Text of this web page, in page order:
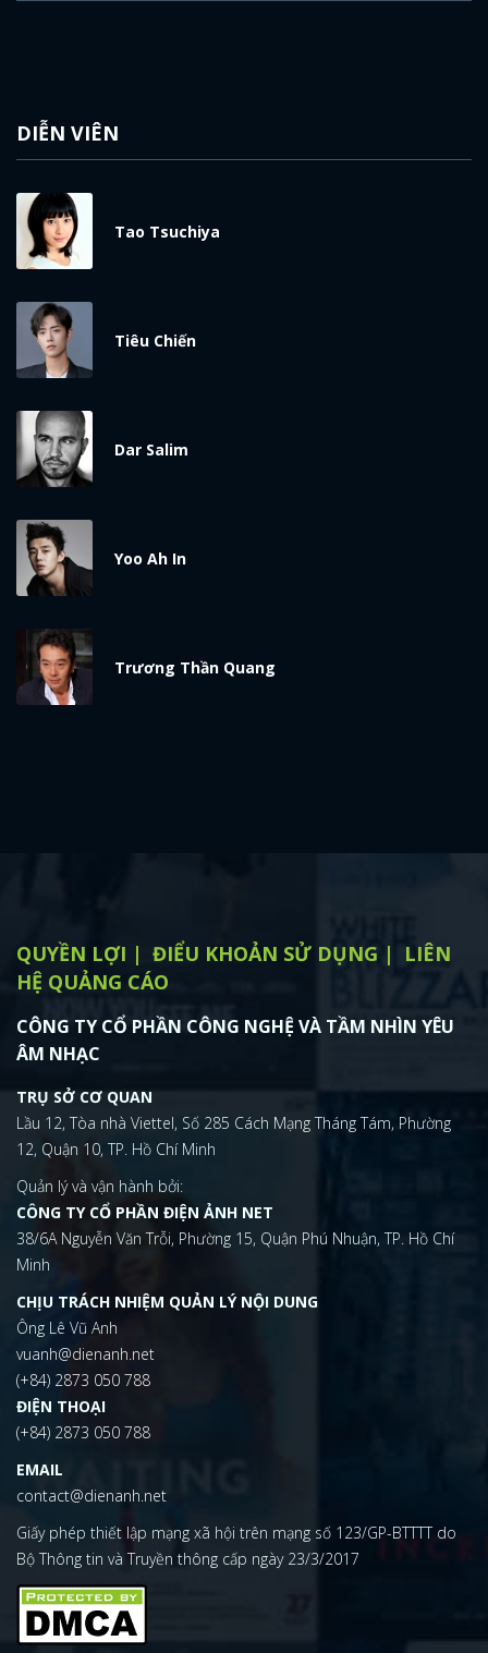
ĐĂNG NHẬP
DIỄN VIÊN
Tao Tsuchiya
Tiêu Chiến
Dar Salim
Yoo Ah In
Trương Thần Quang
QUYỀN LỢI ĐIỂU KHOẢN SỬ DỤNG
LIÊN
HỆ QUẢNG CÁO
CÔNG TY CỔ PHẦN CÔNG NGHỆ VÀ TẦM NHÌN YÊU
ÂM NHẠC
TRỤ SỞ CƠ QUAN
Lầu 12, Tòa nhà Viettel, Số 285 Cách Mạng Tháng Tám, Phường
12, Quận 10, TP. Hồ Chí Minh
Quản lý và vận hành bởi:
CÔNG TY CỔ PHẦN ĐIỆN ẢNH NET
38/6A Nguyễn Văn Trỗi, Phường 15, Quận Phú Nhuận, TP. Hồ Chí
Minh
CHỊU TRÁCH NHIỆM QUẢN LÝ NỘI DUNG
Ông Lê Vũ Anh
vuanh@dienanh.net
(+84) 2873 050 788
ĐIỆN THOẠI
(+84) 2873 050 788
EMAIL
contact@dienanh.net
Giấy phép thiết lập mạng xã hội trên mạng số 123/GP-BTTTT do
Bộ Thông tin và Truyền thông cấp ngày 23/3/2017